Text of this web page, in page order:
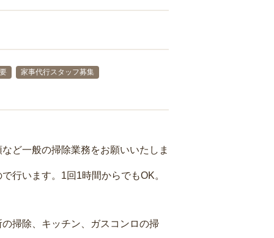
家事代行スタッフ募集
ど一般の掃除業務をお願いいたしま
行います。1回1時間からでもOK。
掃除、キッチン、ガスコンロの掃